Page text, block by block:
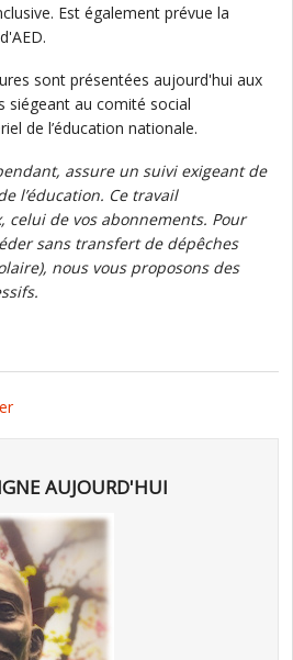
Est également prévue la
sont présentées aujourd'hui aux
siégeant au comité social
de l’éducation nationale.
assure un suivi exigeant de
l’éducation. Ce travail
celui de vos abonnements. Pour
sans transfert de dépêches
nous vous proposons des
AUJOURD'HUI